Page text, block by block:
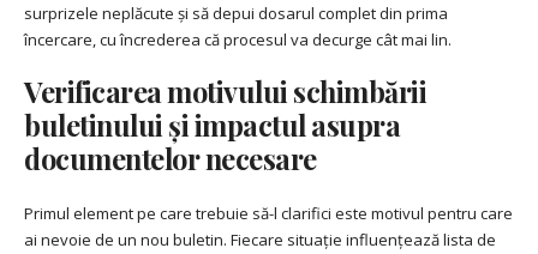
surprizele neplăcute și să depui dosarul complet din prima
încercare, cu încrederea că procesul va decurge cât mai lin.
Verificarea motivului schimbării
buletinului și impactul asupra
documentelor necesare
Primul element pe care trebuie să-l clarifici este motivul pentru care
ai nevoie de un nou buletin. Fiecare situație influențează lista de